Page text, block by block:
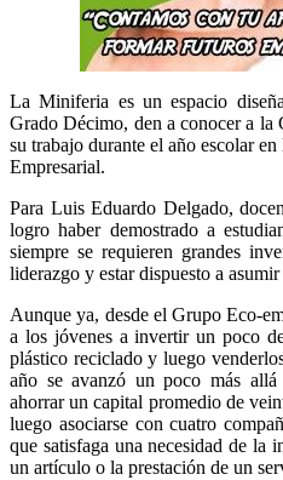
La Miniferia es un espacio
Grado Décimo, den a conocer a
su trabajo durante el año escolar
Empresarial.
Para Luis Eduardo Delgado,
logro haber demostrado a
siempre se requieren grandes
liderazgo y estar dispuesto a asumir
Aunque ya, desde el Grupo Eco-
a los jóvenes a invertir un poco
plástico reciclado y luego
año se avanzó un poco más
ahorrar un capital promedio de
luego asociarse con cuatro
que satisfaga una necesidad de la
un artículo o la prestación de un